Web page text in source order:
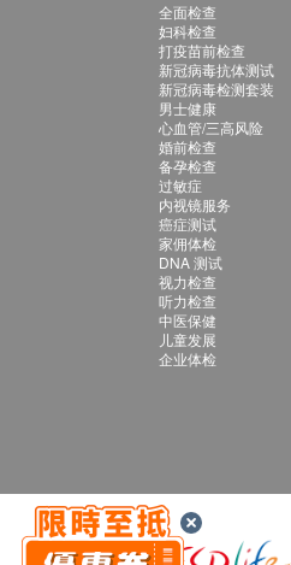
全面检查
妇科检查
打疫苗前检查
新冠病毒抗体测试
新冠病毒检测套装
男士健康
心血管/三高风险
婚前检查
备孕检查
过敏症
内视镜服务
癌症测试
家佣体检
DNA 测试
视力检查
听力检查
中医保健
儿童发展
企业体检